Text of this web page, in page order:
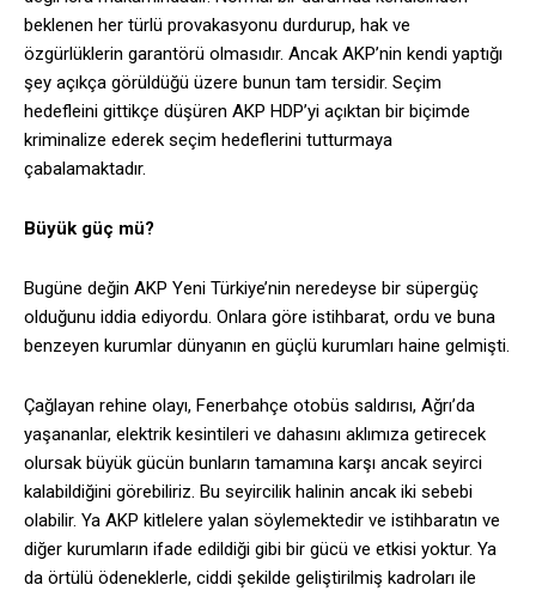
beklenen her türlü provakasyonu durdurup, hak ve
özgürlüklerin garantörü olmasıdır. Ancak AKP’nin kendi yaptığı
şey açıkça görüldüğü üzere bunun tam tersidir. Seçim
hedefleini gittikçe düşüren AKP HDP’yi açıktan bir biçimde
kriminalize ederek seçim hedeflerini tutturmaya
çabalamaktadır.
Büyük güç mü?
Bugüne değin AKP Yeni Türkiye’nin neredeyse bir süpergüç
olduğunu iddia ediyordu. Onlara göre istihbarat, ordu ve buna
benzeyen kurumlar dünyanın en güçlü kurumları haine gelmişti.
Çağlayan rehine olayı, Fenerbahçe otobüs saldırısı, Ağrı’da
yaşananlar, elektrik kesintileri ve dahasını aklımıza getirecek
olursak büyük gücün bunların tamamına karşı ancak seyirci
kalabildiğini görebiliriz. Bu seyircilik halinin ancak iki sebebi
olabilir. Ya AKP kitlelere yalan söylemektedir ve istihbaratın ve
diğer kurumların ifade edildiği gibi bir gücü ve etkisi yoktur. Ya
da örtülü ödeneklerle, ciddi şekilde geliştirilmiş kadroları ile